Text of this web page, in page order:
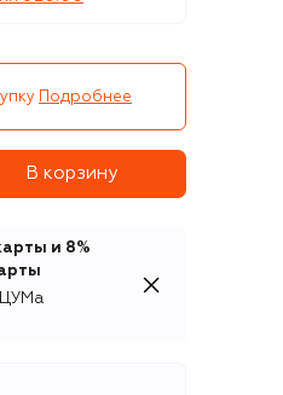
Подробнее
В корзину
и 8%
ЦУМа